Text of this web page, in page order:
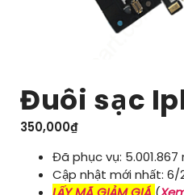
Đuôi sạc
350,000₫
Đã phục vụ: 5.001.867
Cập nhật mới nhất: 6/